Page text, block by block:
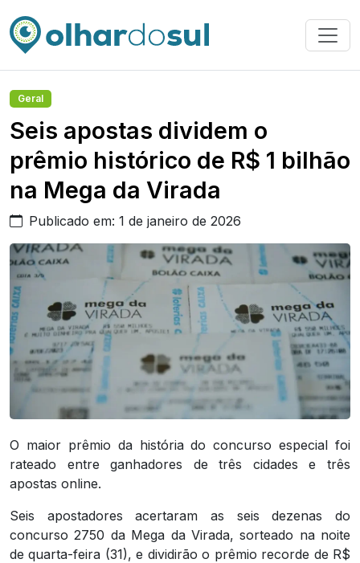
Geral
Seis apostas dividem o
prêmio histórico de R$ 1 bilhão
na Mega da Virada
Publicado em: 1 de janeiro de 2026
O maior prêmio da história do concurso especial foi
rateado entre ganhadores de três cidades e três
apostas online.
Seis apostadores acertaram as seis dezenas do
concurso 2750 da Mega da Virada, sorteado na noite
de quarta-feira (31), e dividirão o prêmio recorde de R$